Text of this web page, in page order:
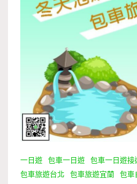
一日遊 包車一日遊 包車一日遊接
包車旅遊台北
包車旅遊宜蘭 包車